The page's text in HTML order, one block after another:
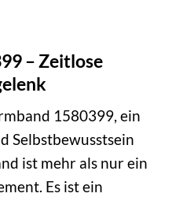
– Zeitlose
1580399, ein
Selbstbewusstsein
ist mehr als nur ein
Es ist ein